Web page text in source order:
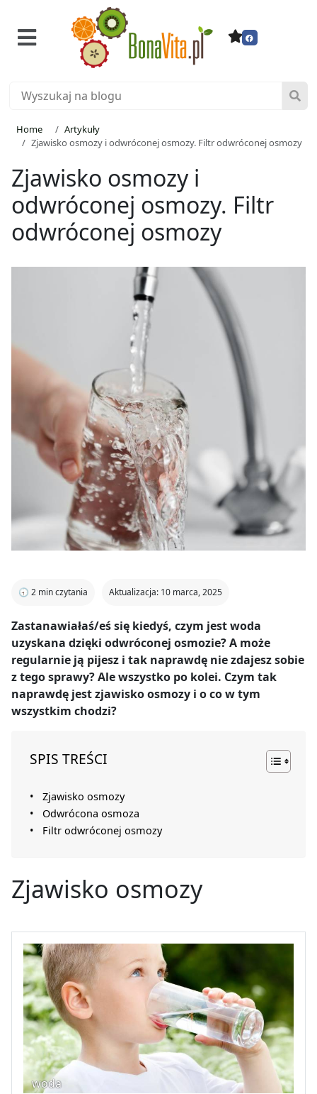
Home
Artykuły
Zjawisko osmozy i odwróconej osmozy. Filtr odwróconej osmozy
Zjawisko osmozy i
odwróconej osmozy. Filtr
odwróconej osmozy
🕣 2 min czytania Aktualizacja: 10 marca, 2025
Zastanawiałaś/eś się kiedyś, czym jest woda
uzyskana dzięki odwróconej osmozie? A może
regularnie ją pijesz i tak naprawdę nie zdajesz sobie
z tego sprawy? Ale wszystko po kolei. Czym tak
naprawdę jest zjawisko osmozy i o co w tym
wszystkim chodzi?
SPIS TREŚCI
Zjawisko osmozy
Odwrócona osmoza
Filtr odwróconej osmozy
Zjawisko osmozy
woda